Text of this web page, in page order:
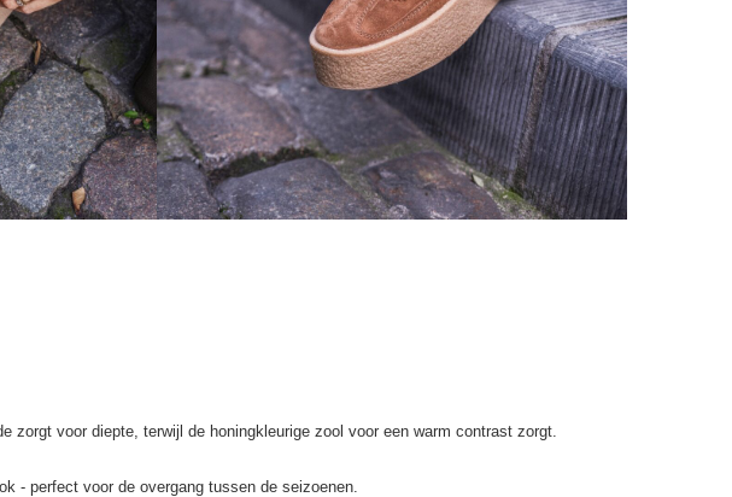
voor diepte, terwijl de honingkleurige zool voor een warm contrast zorgt.
- perfect voor de overgang tussen de seizoenen.